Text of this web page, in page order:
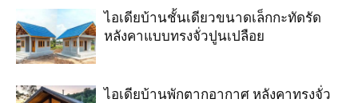
ไอเดียบ้านชั้นเดียวขนาดเล็กกะทัดรัด
หลังคาแบบทรงจั่วปูนเปลือย
ไอเดียบ้านพักตากอากาศ หลังคาทรงจั่ว